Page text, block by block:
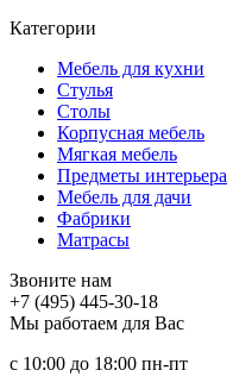
Категории
Мебель для кухни
Стулья
Столы
Корпусная мебель
Мягкая мебель
Предметы интерьера
Мебель для дачи
Фабрики
Матраcы
Звоните нам
+7 (495) 445-30-18
Мы работаем для Вас
с 10:00 до 18:00 пн-пт